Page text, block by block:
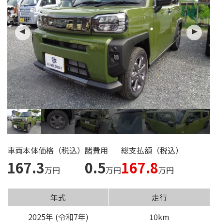
タカハシ自動車の
求人情報はこちら
車両本体価格（税込）
167.3万円
諸費用
0.5万円
総支払額（税込）
167.8万円
年式
2025年 (令和7年)
走行
10km